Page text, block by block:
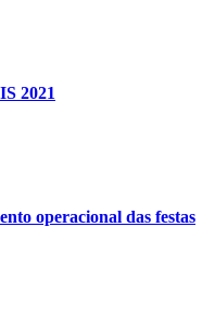
2021
operacional das festas